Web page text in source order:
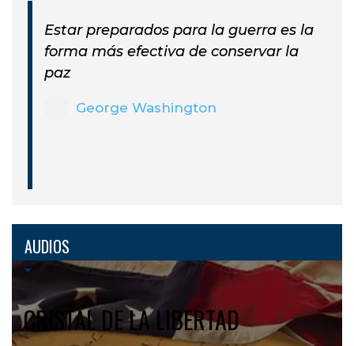
Estar preparados para la guerra es la
forma más efectiva de conservar la
paz
George Washington
AUDIOS
CRISTAL DE LA LIBERTAD